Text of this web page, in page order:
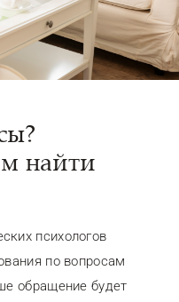
найти
психологов
по вопросам
обращение будет